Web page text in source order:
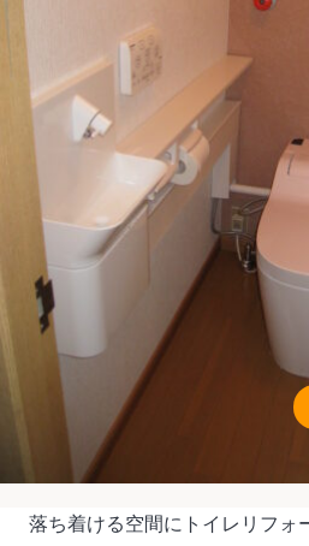
落ち着ける空間にトイレリフ